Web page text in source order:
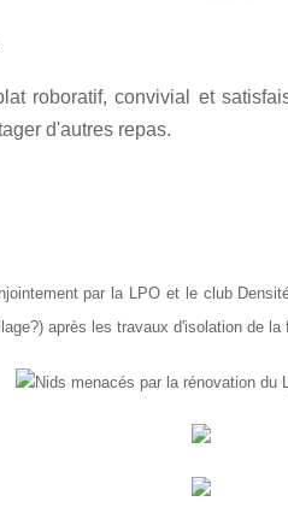
roboratif, convivial et
d'autres repas.
par la LPO et le club
après les travaux d'isolation de la
Nids menacés par la rénovation du